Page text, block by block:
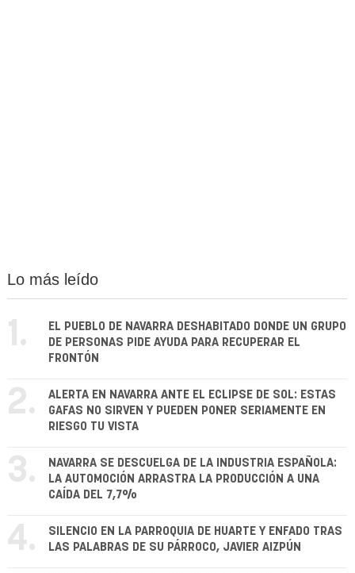
Lo más leído
1.
EL PUEBLO DE NAVARRA DESHABITADO DONDE UN GRUPO
DE PERSONAS PIDE AYUDA PARA RECUPERAR EL
FRONTÓN
2.
ALERTA EN NAVARRA ANTE EL ECLIPSE DE SOL: ESTAS
GAFAS NO SIRVEN Y PUEDEN PONER SERIAMENTE EN
RIESGO TU VISTA
3.
NAVARRA SE DESCUELGA DE LA INDUSTRIA ESPAÑOLA:
LA AUTOMOCIÓN ARRASTRA LA PRODUCCIÓN A UNA
CAÍDA DEL 7,7%
4.
SILENCIO EN LA PARROQUIA DE HUARTE Y ENFADO TRAS
LAS PALABRAS DE SU PÁRROCO, JAVIER AIZPÚN